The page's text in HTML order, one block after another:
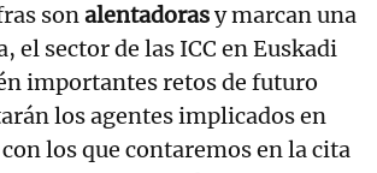
sonalentadorasy marcan una
el sector de las ICC en Euskadi
importantes retos de futuro
los agentes implicados en
los que contaremos en la cita